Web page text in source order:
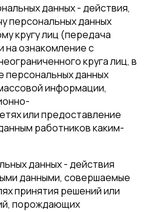
данных - действия,
персональных данных
кругу лиц (передача
на ознакомление с
круга лиц, в
персональных данных
информации,
или предоставление
работников каким-
данных - действия
данными, совершаемые
принятия решений или
порождающих